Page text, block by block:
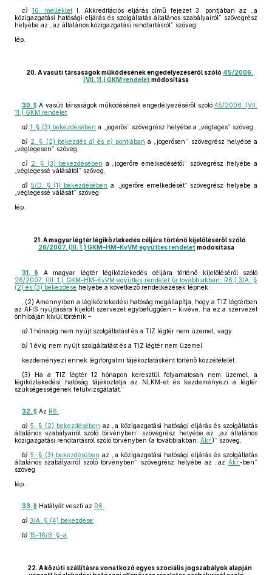
c)
16. mellékletI. Akkreditációs eljárás című fejezet 3. pontjában az „a
közigazgatási hatósági eljárás és szolgáltatás általános szabályairól” szövegrész
helyébe az „az általános közigazgatási rendtartásról” szöveg
lép.
20. A vasúti társaságok működésének engedélyezéséről szóló 45/2006.
(VII. 11.) GKM rendelet módosítása
30. § A vasúti társaságok működésének engedélyezéséről szóló 45/2006. (VII.
11.) GKM rendelet
a) 1. § (3) bekezdésében a „jogerős” szövegrész helyébe a „végleges” szöveg,
b) 2. § (2) bekezdésd) és e) pontjában a „jogerősen” szövegrész helyébe a
„véglegesen” szöveg,
c) 2. § (3) bekezdésében a „jogerőre emelkedésétől” szövegrész helyébe a
„véglegessé válásától” szöveg,
d) 5/D. § (1) bekezdésében a „jogerőre emelkedését” szövegrész helyébe a
„véglegessé válását” szöveg
lép.
21. A magyar légtér légiközlekedés céljára történő kijelöléséről szóló
26/2007. (III. 1.) GKM–HM–KvVM együttes rendelet módosítása
31. § A magyar légtér légiközlekedés céljára történő kijelöléséről szóló
26/2007. (III. 1.) GKM–HM–KvVM együttes rendelet (a továbbiakban: R6.) 3/A. §
(2) és (3) bekezdése helyébe a következő rendelkezések lépnek:
„(2) Amennyiben a légiközlekedési hatóság megállapítja, hogy a TIZ légtérben
az AFIS nyújtására kijelölt szervezet egybefüggően – kivéve, ha ez a szervezet
önhibáján kívül történik –
a) 1 hónapig nem nyújt szolgáltatást és a TIZ légtér nem üzemel, vagy
b) 1 évig nem nyújt szolgáltatást és a TIZ légtér nem üzemel,
kezdeményezi ennek légiforgalmi tájékoztatásként történő közzétételét.
(3) Ha a TIZ légtér 12 hónapon keresztül folyamatosan nem üzemel, a
légiközlekedési hatóság tájékoztatja az NLKM-et és kezdeményezi a légtér
szükségességének felülvizsgálatát.”
32. § Az R6.
a) 5. § (2) bekezdésében az „a közigazgatási hatósági eljárás és szolgáltatás
általános szabályairól szóló törvényben” szövegrész helyébe az „az általános
közigazgatási rendtartásról szóló törvényben (a továbbiakban: Ákr. )” szöveg,
b) 5. § (3) bekezdésében az „a közigazgatási hatósági eljárás és szolgáltatás
általános szabályairól szóló törvényben” szövegrész helyébe az „az Ákr.-ben”
szöveg
lép.
33. § Hatályát veszti az R6.
a) 3/A. § (4) bekezdése;
b) 15–16/B. §-a
22. A közúti szállításra vonatkozó egyes szociális jogszabályok alapján